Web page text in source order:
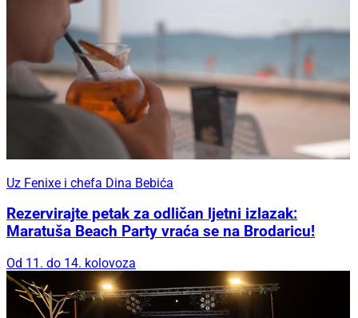
Uz Fenixe i chefa Dina Bebića
Rezervirajte petak za odličan ljetni izlazak:
Maratuša Beach Party vraća se na Brodaricu!
Od 11. do 14. kolovoza